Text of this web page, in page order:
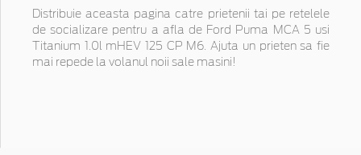
Distribuie aceasta pagina catre prietenii tai pe retelele
de socializare pentru a afla de Ford Puma MCA 5 usi
Titanium 1.0l mHEV 125 CP M6. Ajuta un prieten sa fie
mai repede la volanul noii sale masini!